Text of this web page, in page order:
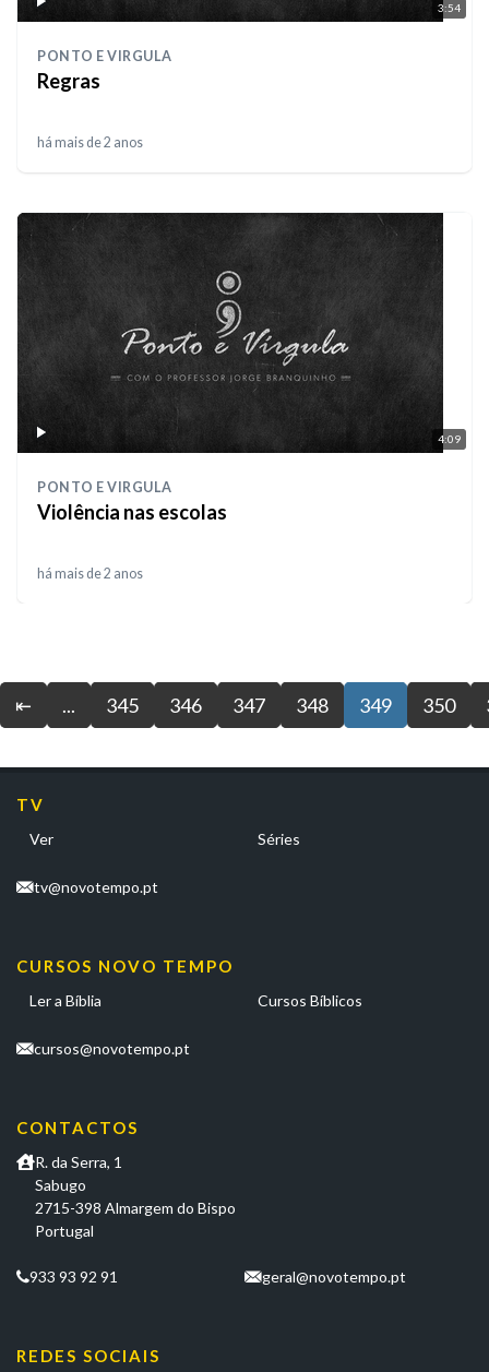
3:54
PONTO E VIRGULA
Regras
há mais de 2 anos
4:09
PONTO E VIRGULA
Violência nas escolas
há mais de 2 anos
⇤ ... 345 346 347 348 349 350
TV
Ver Séries
tv@novotempo.pt
CURSOS NOVO TEMPO
Ler a Bíblia Cursos Bíblicos
cursos@novotempo.pt
CONTACTOS
R. da Serra, 1
Sabugo
2715-398 Almargem do Bispo
Portugal
933 93 92 91 geral@novotempo.pt
REDES SOCIAIS